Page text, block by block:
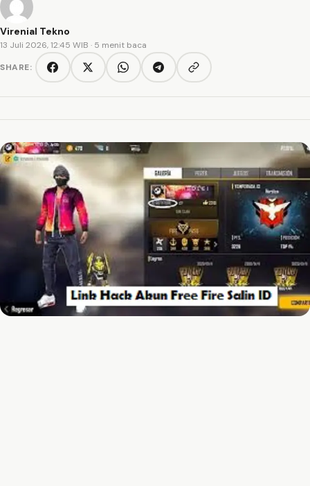
Virenial Tekno
13 Juli 2026, 12:45 WIB · 5 menit baca
SHARE:
FacebookTwitter/XWhatsAppTelegramCopy link